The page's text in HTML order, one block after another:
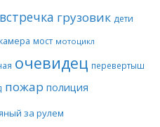
встречка грузовик дети
мост мотоцикл
очевидец перевертыш
пожар полиция
за рулем